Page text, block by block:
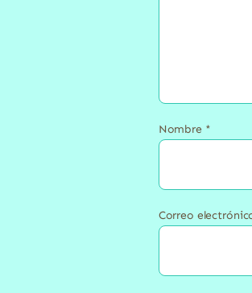
Nombre *
Correo